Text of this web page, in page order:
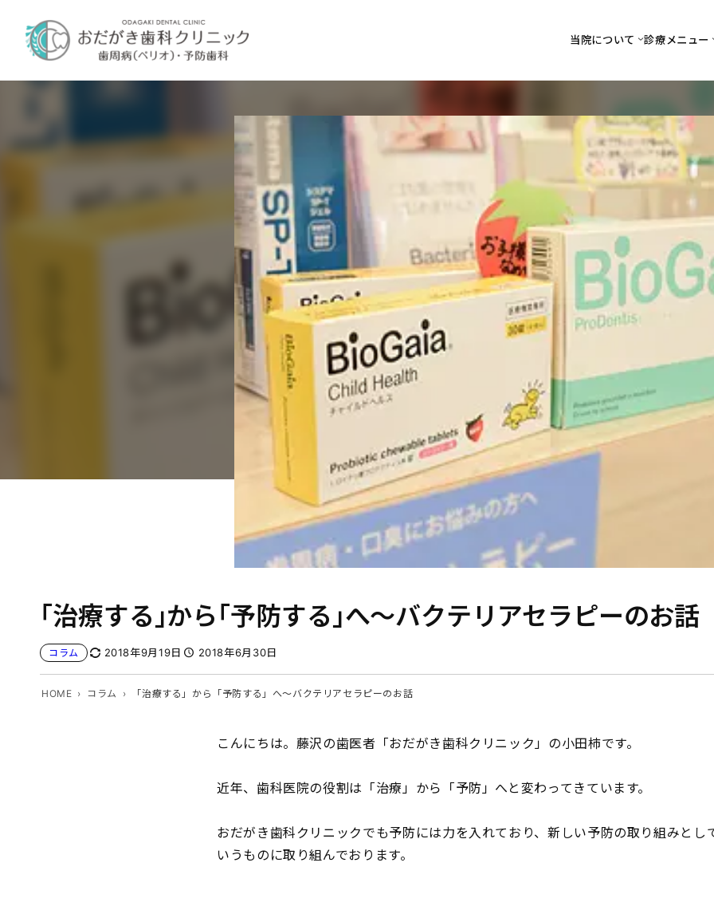
ス
当院について 診療メニュー
「治療する」から「予防する」へ～バクテリアセラピーのお話
コラム 2018年9月19日 2018年6月30日
HOME コラム 「治療する」から「予防する」へ～バクテリアセラピーのお話
こんにちは。藤沢の歯医者「おだがき歯科クリニック」の小田柿です。
近年、歯科医院の役割は「治療」から「予防」へと変わってきています。
おだがき歯科クリニックでも予防には力を入れており、新しい予防の取り組みとし
いうものに取り組んでおります。